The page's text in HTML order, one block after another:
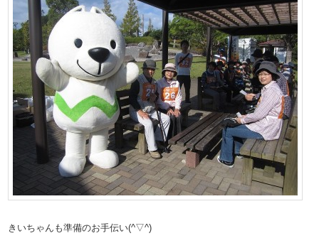
きいちゃんも準備のお手伝い(^▽^)